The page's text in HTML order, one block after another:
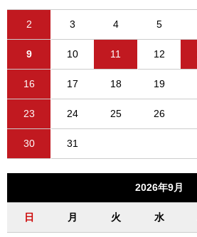
2 3 4 5
9 10 11 12
16 17 18 19
23 24 25 26
30 31
2026年9月
日 月 火 水